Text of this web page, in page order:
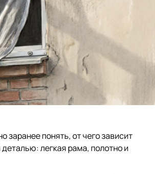
заранее понять, от чего зависит
легкая рама, полотно и